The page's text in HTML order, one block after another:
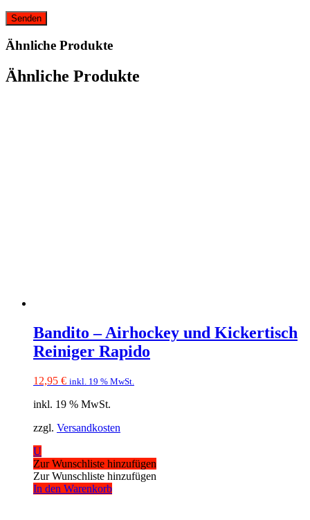
Ähnliche Produkte
Ähnliche Produkte
Bandito – Airhockey und Kickertisch
Reiniger Rapido
12,95 € inkl. 19 % MwSt.
inkl. 19 % MwSt.
zzgl. Versandkosten
U
Zur Wunschliste hinzufügen
Zur Wunschliste hinzufügen
In den Warenkorb